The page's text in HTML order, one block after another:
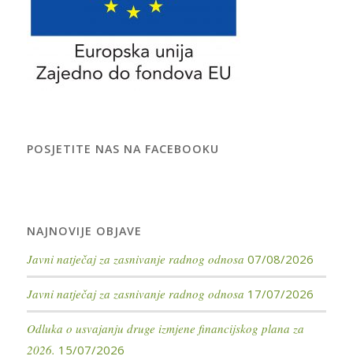
POSJETITE NAS NA FACEBOOKU
NAJNOVIJE OBJAVE
Javni natječaj za zasnivanje radnog odnosa 07/08/2026
Javni natječaj za zasnivanje radnog odnosa 17/07/2026
Odluka o usvajanju druge izmjene financijskog plana za
2026. 15/07/2026